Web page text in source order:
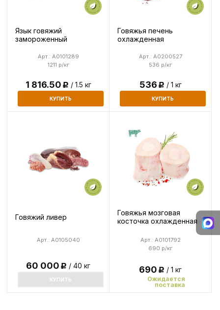
Язык говяжий
замороженный
1211 р/кг
Арт.: A0101289
1 816.50Р / 1.5 кг
КУПИТЬ
Говяжья печень
охлажденная
536 р/кг
Арт.: A0200527
536Р / 1 кг
КУПИТЬ
Говяжий ливер
Арт.: A0105040
60 000Р / 40 кг
КУПИТЬ
Говяжья мозговая
косточка охлажденная
690 р/кг
Арт.: A0101792
690Р / 1 кг
Ожидается
поставка